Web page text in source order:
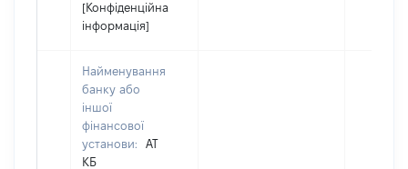
[Конфіденційна
інформація]
Найменування
банку або
іншої
фінансової
установи:
АТ
КБ